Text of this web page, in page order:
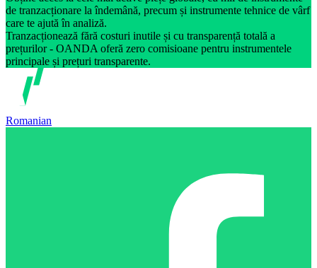
de tranzacționare la îndemână, precum și instrumente tehnice de vârf
care te ajută în analiză.
Tranzacționează fără costuri inutile și cu transparență totală a
prețurilor - OANDA oferă zero comisioane pentru instrumentele
principale și prețuri transparente.
Romanian